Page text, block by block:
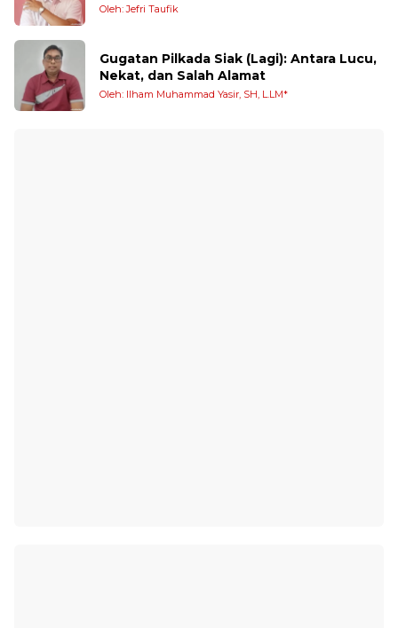
Oleh: Jefri Taufik
Gugatan Pilkada Siak (Lagi): Antara Lucu,
Nekat, dan Salah Alamat
Oleh: Ilham Muhammad Yasir, SH, L.LM*